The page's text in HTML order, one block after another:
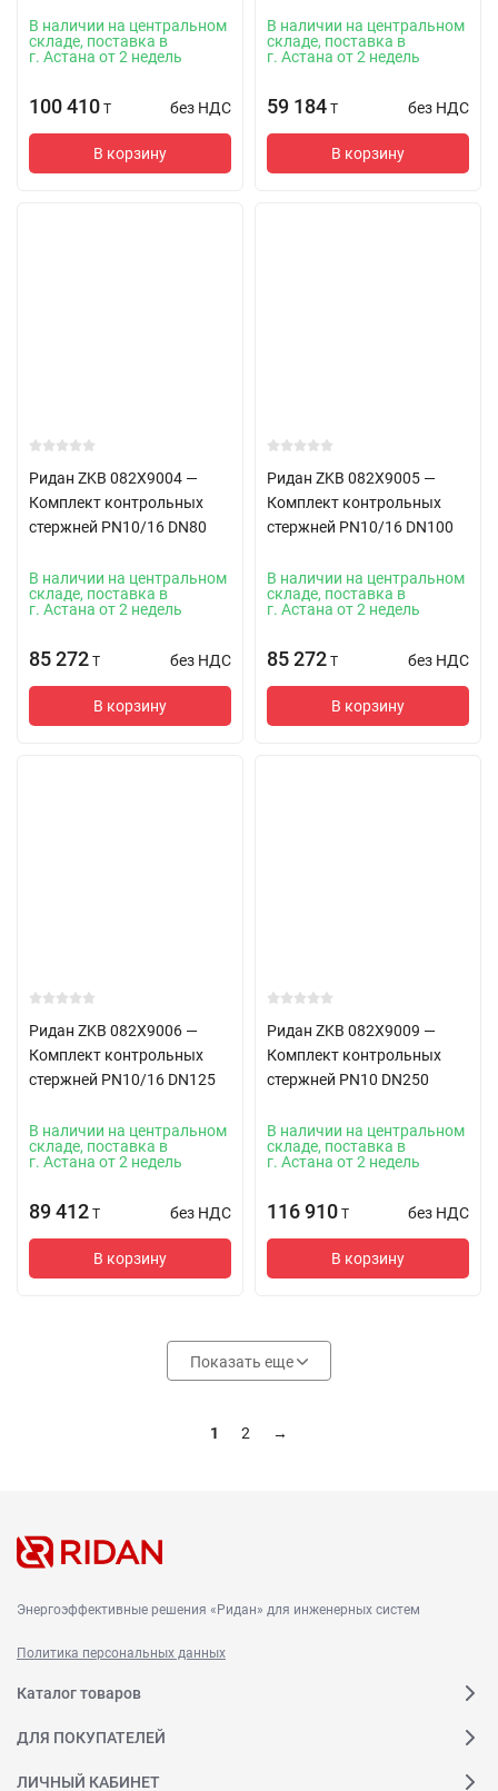
В наличии на центральном
складе, поставка в
г. Астана от 2 недель
100 410 T без НДС
В корзину
В наличии на центральном
складе, поставка в
г. Астана от 2 недель
59 184 T без НДС
В корзину
Ридан ZKB 082X9004 —
Комплект контрольных
стержней PN10/16 DN80
В наличии на центральном
складе, поставка в
г. Астана от 2 недель
85 272 T без НДС
В корзину
Ридан ZKB 082X9005 —
Комплект контрольных
стержней PN10/16 DN100
В наличии на центральном
складе, поставка в
г. Астана от 2 недель
85 272 T без НДС
В корзину
Ридан ZKB 082X9006 —
Комплект контрольных
стержней PN10/16 DN125
В наличии на центральном
складе, поставка в
г. Астана от 2 недель
89 412 T без НДС
В корзину
Ридан ZKB 082X9009 —
Комплект контрольных
стержней PN10 DN250
В наличии на центральном
складе, поставка в
г. Астана от 2 недель
116 910 T без НДС
В корзину
Показать еще
1 2 →
Энергоэффективные решения «Ридан» для инженерных систем
Политика персональных данных
Каталог товаров
ДЛЯ ПОКУПАТЕЛЕЙ
ЛИЧНЫЙ КАБИНЕТ